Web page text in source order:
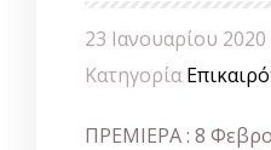
23 Ιανουαρίου
Κατηγορία
ΠΡΕΜΙΕΡΑ : 8